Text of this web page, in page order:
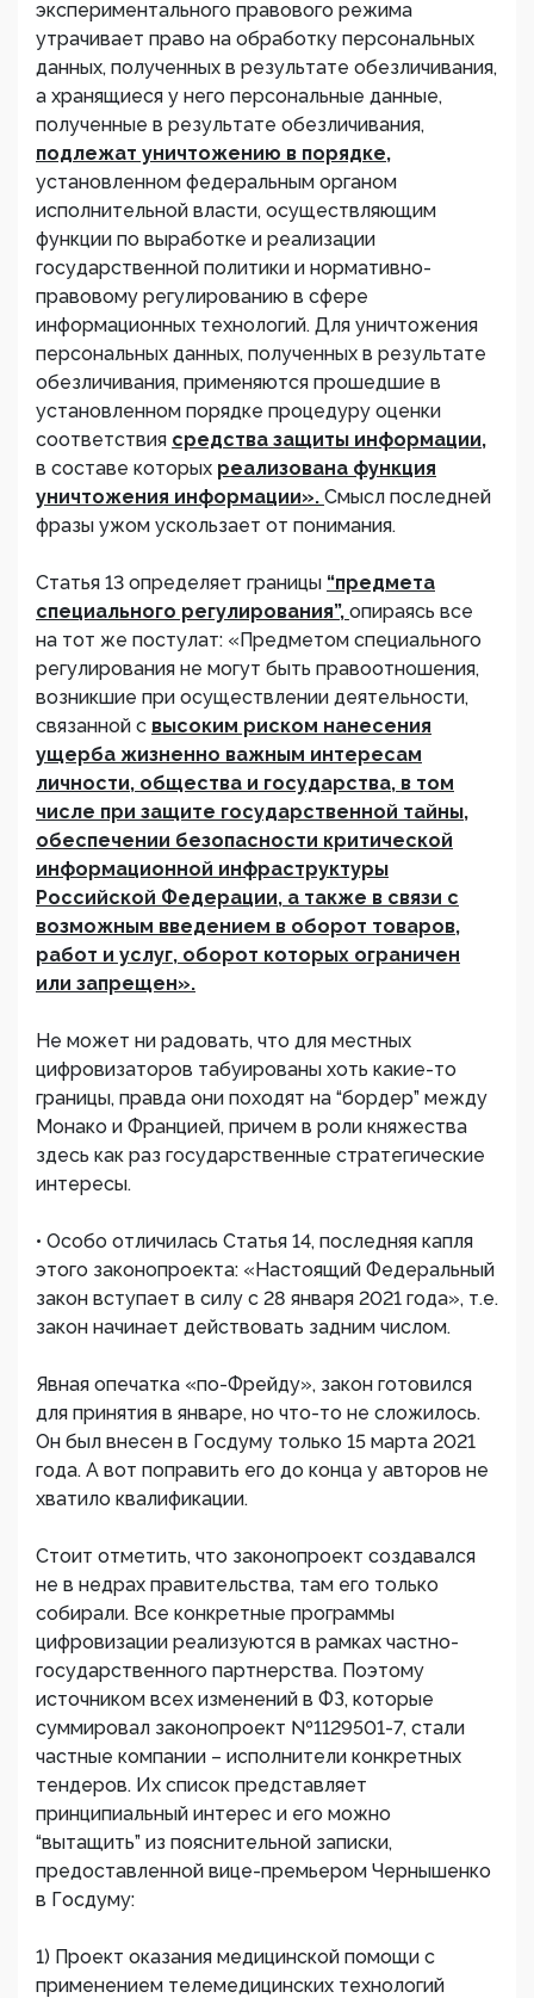
экспериментального правового режима
утрачивает право на обработку персональных
данных, полученных в результате обезличивания,
а хранящиеся у него персональные данные,
полученные в результате обезличивания,
подлежат уничтожению в порядке,
установленном федеральным органом
исполнительной власти, осуществляющим
функции по выработке и реализации
государственной политики и нормативно-
правовому регулированию в сфере
информационных технологий. Для уничтожения
персональных данных, полученных в результате
обезличивания, применяются прошедшие в
установленном порядке процедуру оценки
соответствия средства защиты информации,
в составе которых реализована функция
уничтожения информации». Смысл последней
фразы ужом ускользает от понимания.
Статья 13 определяет границы “предмета
специального регулирования”, опираясь все
на тот же постулат: «Предметом специального
регулирования не могут быть правоотношения,
возникшие при осуществлении деятельности,
связанной с высоким риском нанесения
ущерба жизненно важным интересам
личности, общества и государства, в том
числе при защите государственной тайны,
обеспечении безопасности критической
информационной инфраструктуры
Российской Федерации, а также в связи с
возможным введением в оборот товаров,
работ и услуг, оборот которых ограничен
или запрещен».
Не может ни радовать, что для местных
цифровизаторов табуированы хоть какие-то
границы, правда они походят на “бордер” между
Монако и Францией, причем в роли княжества
здесь как раз государственные стратегические
интересы.
• Особо отличилась Статья 14, последняя капля
этого законопроекта: «Настоящий Федеральный
закон вступает в силу с 28 января 2021 года», т.е.
закон начинает действовать задним числом.
Явная опечатка «по-Фрейду», закон готовился
для принятия в январе, но что-то не сложилось.
Он был внесен в Госдуму только 15 марта 2021
года. А вот поправить его до конца у авторов не
хватило квалификации.
Стоит отметить, что законопроект создавался
не в недрах правительства, там его только
собирали. Все конкретные программы
цифровизации реализуются в рамках частно-
государственного партнерства. Поэтому
источником всех изменений в ФЗ, которые
суммировал законопроект №1129501-7, стали
частные компании – исполнители конкретных
тендеров. Их список представляет
принципиальный интерес и его можно
“вытащить” из пояснительной записки,
предоставленной вице-премьером Чернышенко
в Госдуму:
1) Проект оказания медицинской помощи с
применением телемедицинских технологий